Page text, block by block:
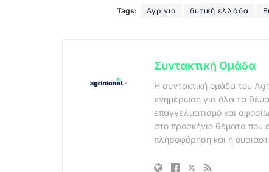
Tags: Αγρίνιο δυτική ελλάδα
Συντακτική Ομάδα
Η συντακτική ομάδα του
ενημέρωση για όλα τα
επαγγελματισμό και
στο προσκήνιο θέματα που
πληροφόρηση και η